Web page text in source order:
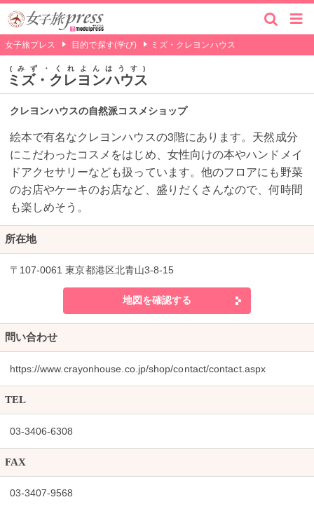
女子旅プレス 目的で探す(学び) ミズ・クレヨンハウス
ミズ・クレヨンハウス
みず・くれよんはうす
クレヨンハウスの自然派コスメショップ
絵本で有名なクレヨンハウスの3階にあります。天然成分
にこだわったコスメをはじめ、女性向けの本やハンドメイ
ドアクセサリーなども扱っています。他のフロアにも野菜
のお店やケーキのお店など、盛りだくさんなので、何時間
も楽しめそう。
所在地
〒107-0061 東京都港区北青山3-8-15
地図を確認する
問い合わせ
https://www.crayonhouse.co.jp/shop/contact/contact.aspx
TEL
03-3406-6308
FAX
03-3407-9568